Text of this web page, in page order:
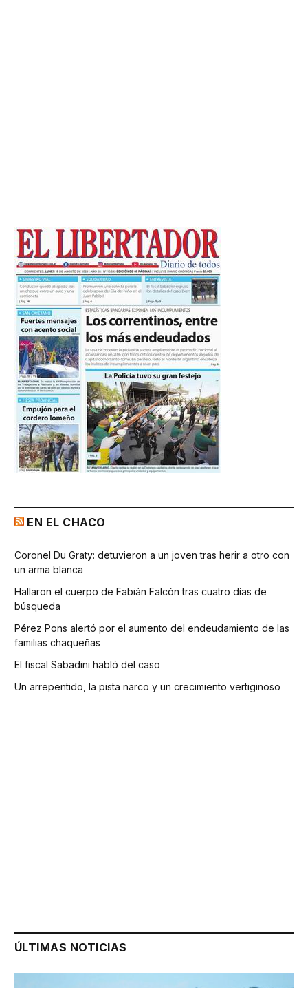
EN EL CHACO
Coronel Du Graty: detuvieron a un joven tras herir a otro con
un arma blanca
Hallaron el cuerpo de Fabián Falcón tras cuatro días de
búsqueda
Pérez Pons alertó por el aumento del endeudamiento de las
familias chaqueñas
El fiscal Sabadini habló del caso
Un arrepentido, la pista narco y un crecimiento vertiginoso
ÚLTIMAS NOTICIAS